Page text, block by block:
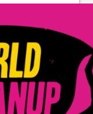
e
n
U
p